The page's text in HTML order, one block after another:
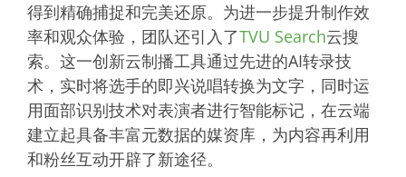
得到精确捕捉和完美还原。为进一步提升制作效
率和观众体验，团队还引入了TVU Search云搜
索。这一创新云制播工具通过先进的AI转录技
术，实时将选手的即兴说唱转换为文字，同时运
用面部识别技术对表演者进行智能标记，在云端
建立起具备丰富元数据的媒资库，为内容再利用
和粉丝互动开辟了新途径。